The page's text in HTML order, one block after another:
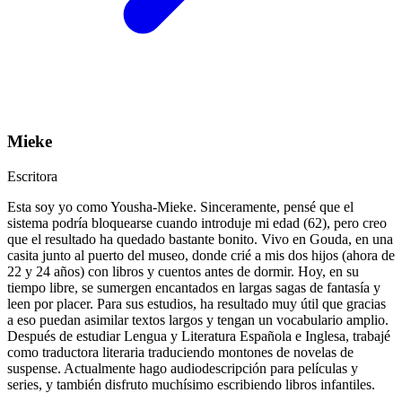
Mieke
Escritora
Esta soy yo como Yousha-Mieke. Sinceramente, pensé que el
sistema podría bloquearse cuando introduje mi edad (62), pero creo
que el resultado ha quedado bastante bonito. Vivo en Gouda, en una
casita junto al puerto del museo, donde crié a mis dos hijos (ahora de
22 y 24 años) con libros y cuentos antes de dormir. Hoy, en su
tiempo libre, se sumergen encantados en largas sagas de fantasía y
leen por placer. Para sus estudios, ha resultado muy útil que gracias
a eso puedan asimilar textos largos y tengan un vocabulario amplio.
Después de estudiar Lengua y Literatura Española e Inglesa, trabajé
como traductora literaria traduciendo montones de novelas de
suspense. Actualmente hago audiodescripción para películas y
series, y también disfruto muchísimo escribiendo libros infantiles.